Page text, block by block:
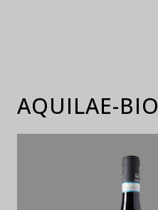
AQUILAE-BIO